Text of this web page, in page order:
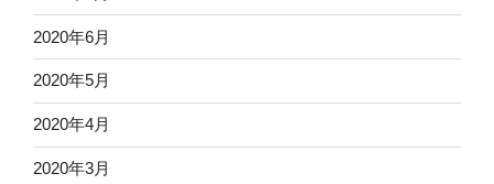
2020年6月
2020年5月
2020年4月
2020年3月